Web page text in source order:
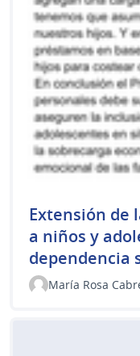
Extensión de
a niños y
dependencia
María Rosa